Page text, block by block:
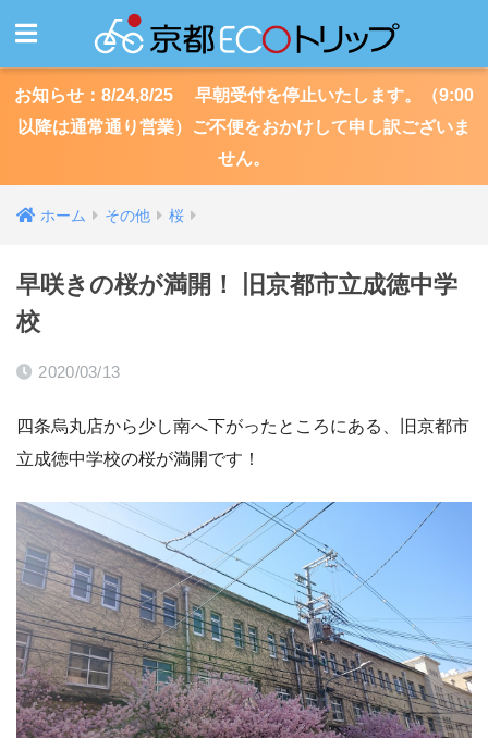
お知らせ：8/24,8/25 早朝受付を停止いたします。（9:00
以降は通常通り営業）ご不便をおかけして申し訳ございま
せん。
ホーム その他 桜
早咲きの桜が満開！ 旧京都市立成徳中学
校
2020/03/13
四条烏丸店から少し南へ下がったところにある、旧京都市
立成徳中学校の桜が満開です！